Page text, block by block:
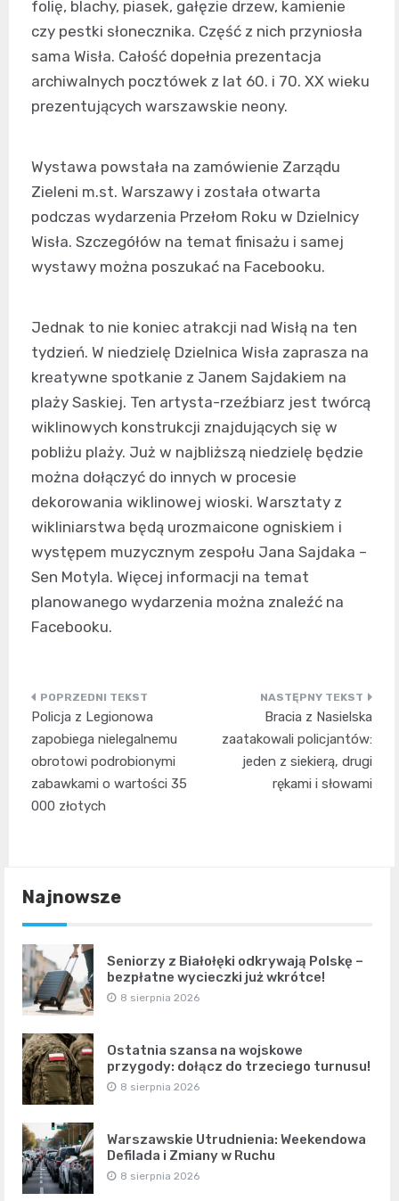
folię, blachy, piasek, gałęzie drzew, kamienie
czy pestki słonecznika. Część z nich przyniosła
sama Wisła. Całość dopełnia prezentacja
archiwalnych pocztówek z lat 60. i 70. XX wieku
prezentujących warszawskie neony.
Wystawa powstała na zamówienie Zarządu
Zieleni m.st. Warszawy i została otwarta
podczas wydarzenia Przełom Roku w Dzielnicy
Wisła. Szczegółów na temat finisażu i samej
wystawy można poszukać na Facebooku.
Jednak to nie koniec atrakcji nad Wisłą na ten
tydzień. W niedzielę Dzielnica Wisła zaprasza na
kreatywne spotkanie z Janem Sajdakiem na
plaży Saskiej. Ten artysta-rzeźbiarz jest twórcą
wiklinowych konstrukcji znajdujących się w
pobliżu plaży. Już w najbliższą niedzielę będzie
można dołączyć do innych w procesie
dekorowania wiklinowej wioski. Warsztaty z
wikliniarstwa będą urozmaicone ogniskiem i
występem muzycznym zespołu Jana Sajdaka –
Sen Motyla. Więcej informacji na temat
planowanego wydarzenia można znaleźć na
Facebooku.
Nawigacja
wpisu
Policja z Legionowa
zapobiega nielegalnemu
obrotowi podrobionymi
zabawkami o wartości 35
000 złotych
Bracia z Nasielska
zaatakowali policjantów:
jeden z siekierą, drugi
rękami i słowami
Najnowsze
Seniorzy z Białołęki odkrywają Polskę –
bezpłatne wycieczki już wkrótce!
8 sierpnia 2026
Ostatnia szansa na wojskowe
przygody: dołącz do trzeciego turnusu!
8 sierpnia 2026
Warszawskie Utrudnienia: Weekendowa
Defilada i Zmiany w Ruchu
8 sierpnia 2026